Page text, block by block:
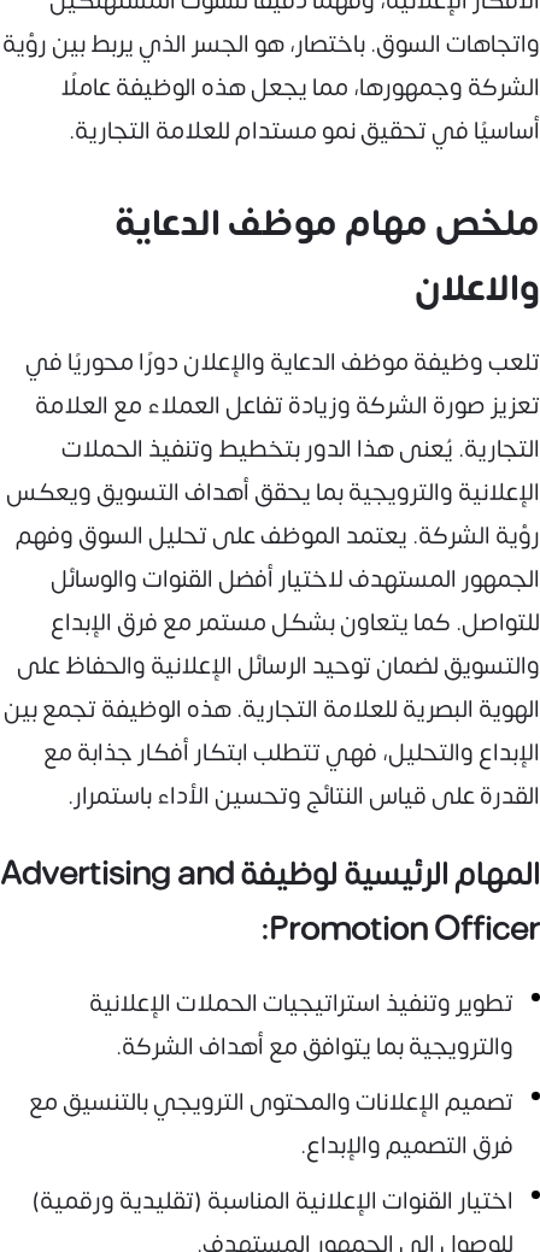
واتجاهات السوق. باختصار، هو الجسر الذي يربط بين رؤية
الشركة وجمهورها، مما يجعل هذه الوظيفة عاملًا
أساسيًا في تحقيق نمو مستدام للعلامة التجارية.
ملخص مهام موظف الدعاية
والاعلان
تلعب وظيفة موظف الدعاية والإعلان دورًا محوريًا في
تعزيز صورة الشركة وزيادة تفاعل العملاء مع العلامة
التجارية. يُعنى هذا الدور بتخطيط وتنفيذ الحملات
الإعلانية والترويجية بما يحقق أهداف التسويق ويعكس
رؤية الشركة. يعتمد الموظف على تحليل السوق وفهم
الجمهور المستهدف لاختيار أفضل القنوات والوسائل
للتواصل. كما يتعاون بشكل مستمر مع فرق الإبداع
والتسويق لضمان توحيد الرسائل الإعلانية والحفاظ على
الهوية البصرية للعلامة التجارية. هذه الوظيفة تجمع بين
الإبداع والتحليل، فهي تتطلب ابتكار أفكار جذابة مع
القدرة على قياس النتائج وتحسين الأداء باستمرار.
المهام الرئيسية لوظيفة Advertising and
Promotion Officer:
تطوير وتنفيذ استراتيجيات الحملات الإعلانية
والترويجية بما يتوافق مع أهداف الشركة.
تصميم الإعلانات والمحتوى الترويجي بالتنسيق مع
فرق التصميم والإبداع.
اختيار القنوات الإعلانية المناسبة (تقليدية ورقمية)
للوصول إلى الجمهور المستهدف.